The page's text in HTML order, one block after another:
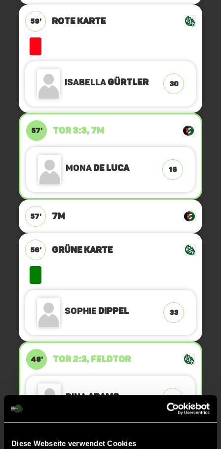
Diese Webseite verwendet Cookies
59' ROTE KARTE
IsabellaGürtler 30
57' TOR 3:3, 7M
Monade Luca 16
57' 7M
56' GRÜNE KARTE
Sophie Dippel 33
48' TOR 2:3, FELDTOR
DinaAdams
45' ANPFIFF 4. Viertel